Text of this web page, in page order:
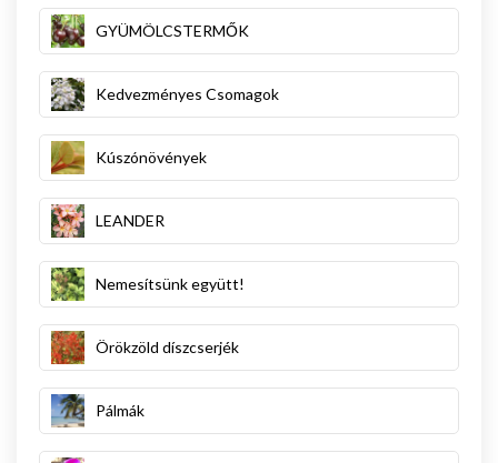
GYÜMÖLCSTERMŐK
Kedvezményes Csomagok
Kúszónövények
LEANDER
Nemesítsünk együtt!
Örökzöld díszcserjék
Pálmák